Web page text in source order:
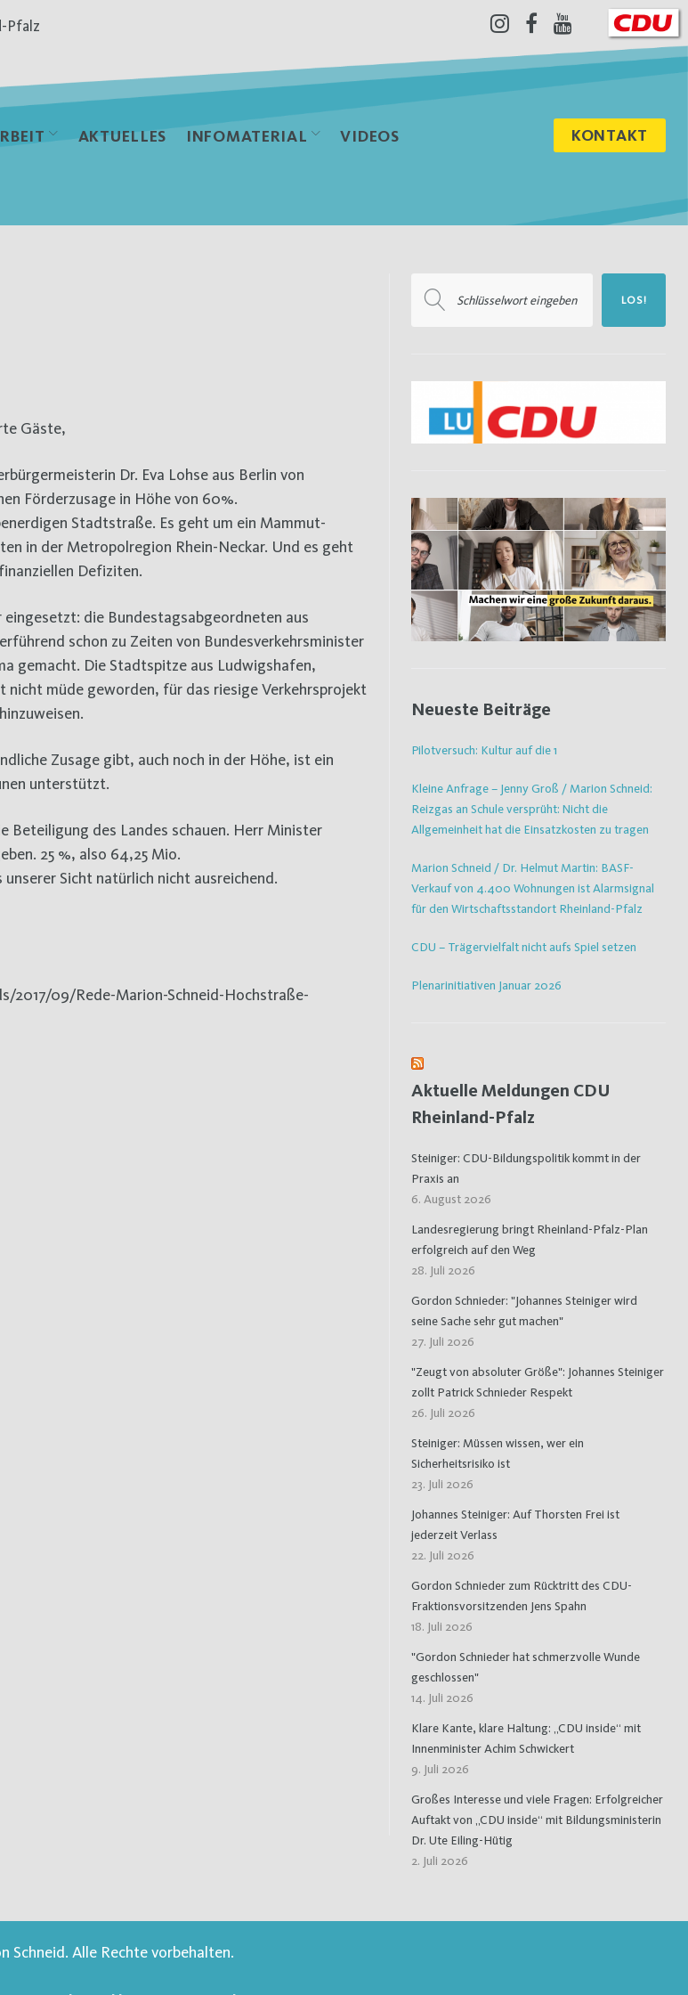
Pfalz
Instagram
Facebook
Youtube
AKTUELLES INFOMATERIAL VIDEOS KONTAKT
Gäste,
Dr. Eva Lohse aus Berlin von
Förderzusage in Höhe von 60%.
Stadtstraße. Es geht um ein Mammut-
in der Metropolregion Rhein-Neckar. Und es geht
Defiziten.
die Bundestagsabgeordneten aus
schon zu Zeiten von Bundesverkehrsminister
gemacht. Die Stadtspitze aus Ludwigshafen,
nicht müde geworden, für das riesige Verkehrsprojekt
Zusage gibt, auch noch in der Höhe, ist ein
unterstützt.
Beteiligung des Landes schauen. Herr Minister
25 %, also 64,25 Mio.
Sicht natürlich nicht ausreichend.
2017/09/Rede-Marion-Schneid-Hochstraße-
nach:
LOS!
Neueste Beiträge
Pilotversuch: Kultur auf die 1
Kleine Anfrage – Jenny Groß / Marion Schneid:
Reizgas an Schule versprüht: Nicht die
Allgemeinheit hat die Einsatzkosten zu tragen
Marion Schneid / Dr. Helmut Martin: BASF-
Verkauf von 4.400 Wohnungen ist Alarmsignal
für den Wirtschaftsstandort Rheinland-Pfalz
CDU – Trägervielfalt nicht aufs Spiel setzen
Plenarinitiativen Januar 2026
Aktuelle Meldungen CDU
Rheinland-Pfalz
Steiniger: CDU-Bildungspolitik kommt in der
Praxis an
6. August 2026
Landesregierung bringt Rheinland-Pfalz-Plan
erfolgreich auf den Weg
28. Juli 2026
Gordon Schnieder: "Johannes Steiniger wird
seine Sache sehr gut machen"
27. Juli 2026
"Zeugt von absoluter Größe": Johannes Steiniger
zollt Patrick Schnieder Respekt
26. Juli 2026
Steiniger: Müssen wissen, wer ein
Sicherheitsrisiko ist
23. Juli 2026
Johannes Steiniger: Auf Thorsten Frei ist
jederzeit Verlass
22. Juli 2026
Gordon Schnieder zum Rücktritt des CDU-
Fraktionsvorsitzenden Jens Spahn
18. Juli 2026
"Gordon Schnieder hat schmerzvolle Wunde
geschlossen"
14. Juli 2026
Klare Kante, klare Haltung: „CDU inside“ mit
Innenminister Achim Schwickert
9. Juli 2026
Großes Interesse und viele Fragen: Erfolgreicher
Auftakt von „CDU inside“ mit Bildungsministerin
Dr. Ute Eiling-Hütig
2. Juli 2026
Schneid. Alle Rechte vorbehalten.